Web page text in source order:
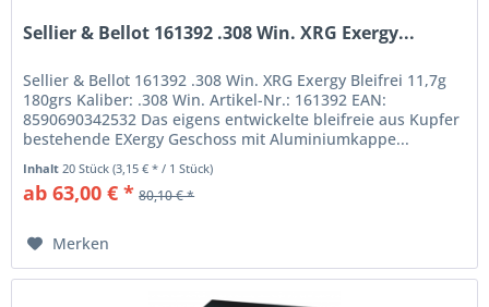
Sellier & Bellot 161392 .308 Win. XRG Exergy...
Sellier & Bellot 161392 .308 Win. XRG Exergy Bleifrei 11,7g
180grs Kaliber: .308 Win. Artikel-Nr.: 161392 EAN:
8590690342532 Das eigens entwickelte bleifreie aus Kupfer
bestehende EXergy Geschoss mit Aluminiumkappe...
Inhalt20 Stück(3,15 € * / 1 Stück)
ab 63,00 € * 80,10 € *
Merken